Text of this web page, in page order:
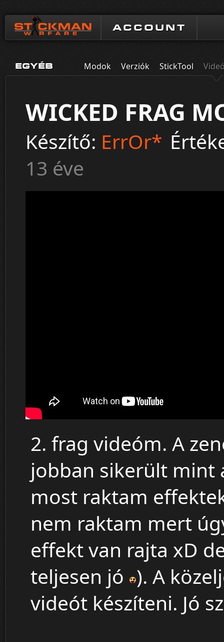
ACCOUNT
EGYÉB Modok Verziók StickTool
WICKED FRAG
Készítő: ErrOr*
13 éve
2. frag videóm. A
jobban sikerült mint
most raktam
nem raktam mert
effekt van rajta xD
teljesen jó ). A
videót készíteni. Jó